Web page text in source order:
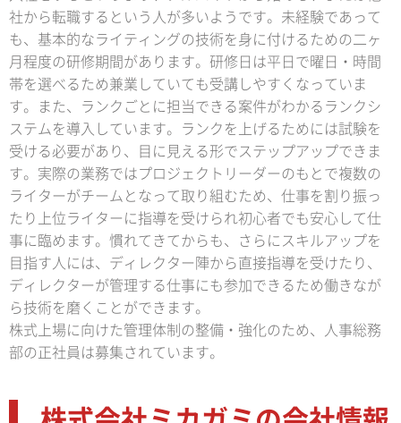
社から転職するという人が多いようです。未経験であって
も、基本的なライティングの技術を身に付けるための二ヶ
月程度の研修期間があります。研修日は平日で曜日・時間
帯を選べるため兼業していても受講しやすくなっていま
す。また、ランクごとに担当できる案件がわかるランクシ
ステムを導入しています。ランクを上げるためには試験を
受ける必要があり、目に見える形でステップアップできま
す。実際の業務ではプロジェクトリーダーのもとで複数の
ライターがチームとなって取り組むため、仕事を割り振っ
たり上位ライターに指導を受けられ初心者でも安心して仕
事に臨めます。慣れてきてからも、さらにスキルアップを
目指す人には、ディレクター陣から直接指導を受けたり、
ディレクターが管理する仕事にも参加できるため働きなが
ら技術を磨くことができます。
株式上場に向けた管理体制の整備・強化のため、人事総務
部の正社員は募集されています。